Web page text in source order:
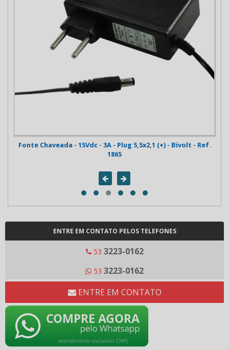
Fonte Chaveada - 15Vdc - 3A - Plug 5,5x2,1 (+) - Bivolt - Ref.
1865
ENTRE EM CONTATO PELOS TELEFONES
53 3223-0162
53 3223-0162
ENTRE EM CONTATO